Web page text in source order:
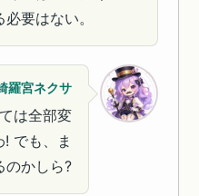
要はない。
羅宮ネクサ
は全部変
でも、ま
のかしら?